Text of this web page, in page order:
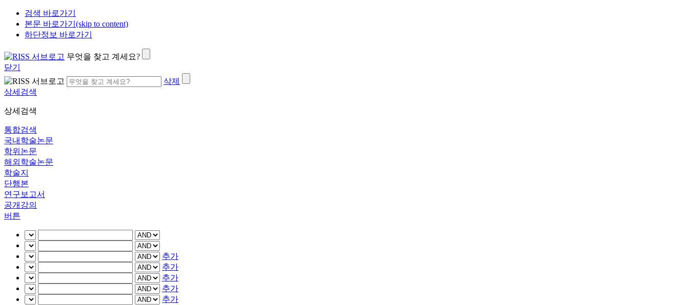
검색 바로가기
본문 바로가기(skip to content)
하단정보 바로가기
무엇을 찾고 계세요?
닫기
삭제
상세검색
상세검색
통합검색
국내학술논문
학위논문
해외학술논문
학술지
단행본
연구보고서
공개강의
버튼
추가
추가
추가
추가
추가